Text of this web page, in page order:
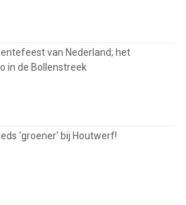
van Nederland; het
in de Bollenstreek
'groener' bij Houtwerf!